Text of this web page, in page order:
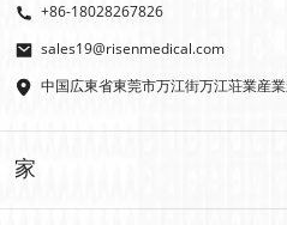
+86-18028267826
sales19@risenmedical.com
中国広東省東莞市万江街万江荘業産
家